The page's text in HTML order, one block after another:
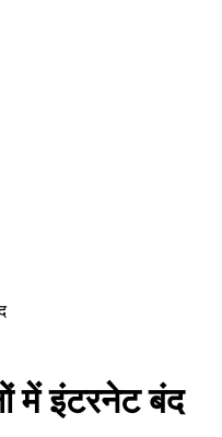
में इंटरनेट बंद